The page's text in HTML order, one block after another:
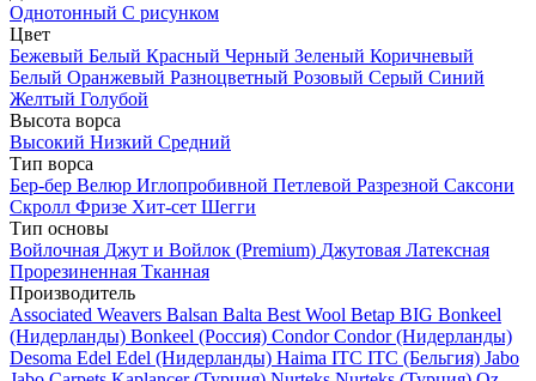
Однотонный С рисунком
Цвет
Бежевый Белый Красный Черный Зеленый Коричневый
Белый Оранжевый Разноцветный Розовый Серый Синий
Желтый Голубой
Высота ворса
Высокий Низкий Средний
Тип ворса
Бер-бер Велюр Иглопробивной Петлевой Разрезной Саксони
Скролл Фризе Хит-сет Шегги
Тип основы
Войлочная Джут и Войлок (Premium) Джутовая Латексная
Прорезиненная Тканная
Производитель
Associated Weavers Balsan Balta Best Wool Betap BIG Bonkeel
(Нидерланды) Bonkeel (Россия) Condor Condor (Нидерланды)
Desoma Edel Edel (Нидерланды) Haima ITC ITC (Бельгия) Jabo